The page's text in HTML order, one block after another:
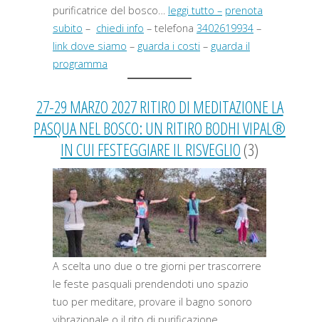
purificatrice del bosco… leggi tutto – prenota
subito – chiedi info – telefona 3402619934 –
link dove siamo – guarda i costi – guarda il
programma
27-29 MARZO 2027 RITIRO DI MEDITAZIONE LA
PASQUA NEL BOSCO: UN RITIRO BODHI VIPAL®
IN CUI FESTEGGIARE IL RISVEGLIO(3)
A scelta uno due o tre giorni per trascorrere
le feste pasquali prendendoti uno spazio
tuo per meditare, provare il bagno sonoro